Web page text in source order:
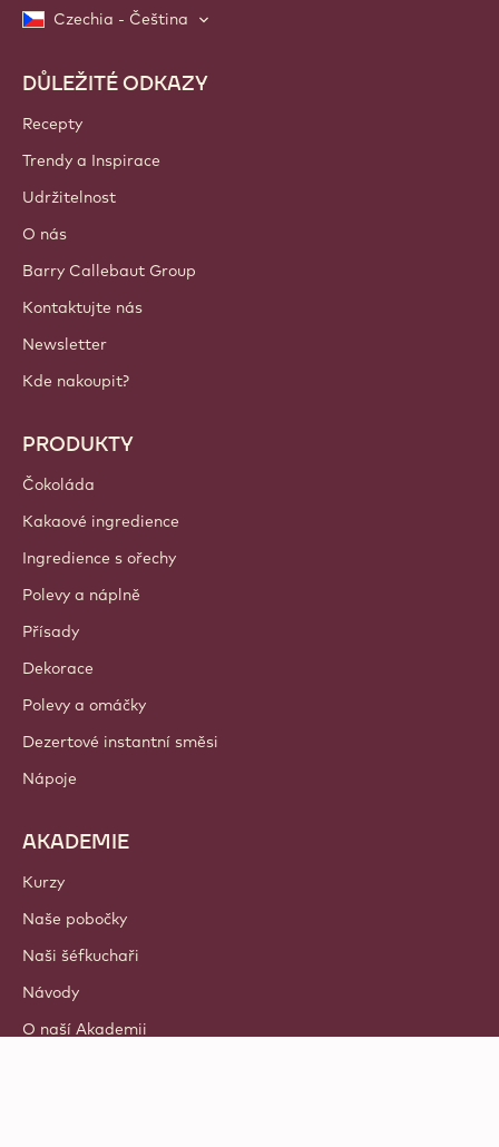
Czechia - Čeština
Footer
Callebaut
DŮLEŽITÉ ODKAZY
Recepty
Trendy a Inspirace
Udržitelnost
O nás
Barry Callebaut Group
Kontaktujte nás
Newsletter
Kde nakoupit?
PRODUKTY
Čokoláda
Kakaové ingredience
Ingredience s ořechy
Polevy a náplně
Přísady
Dekorace
Polevy a omáčky
Dezertové instantní směsi
Nápoje
AKADEMIE
Kurzy
Naše pobočky
Naši šéfkuchaři
Návody
O naší Akademii